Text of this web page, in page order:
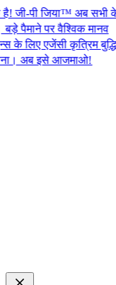
पी जिया™ अब सभी के
पर वैश्विक मानव
एजेंसी कृत्रिम बुद्धिमत्ता
अब इसे आजमाओ!​​